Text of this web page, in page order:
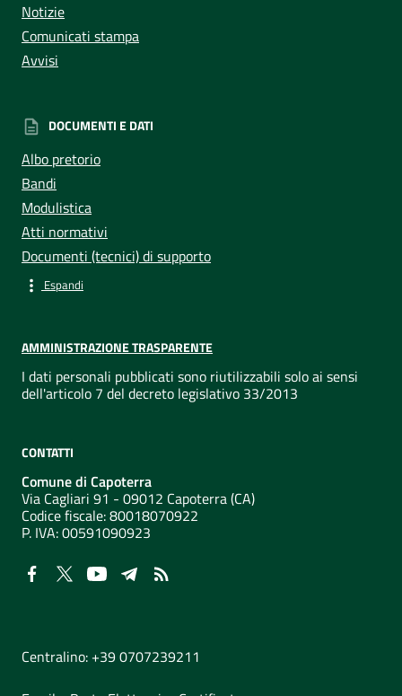
Notizie
Comunicati stampa
Avvisi
DOCUMENTI E DATI
Albo pretorio
Bandi
Modulistica
Atti normativi
Documenti (tecnici) di supporto
Espandi
AMMINISTRAZIONE TRASPARENTE
I dati personali pubblicati sono riutilizzabili solo ai sensi
dell'articolo 7 del decreto legislativo 33/2013
CONTATTI
Comune di Capoterra
Via Cagliari 91 - 09012 Capoterra (CA)
Codice fiscale: 80018070922
P. IVA:00591090923
Centralino: +39 0707239211